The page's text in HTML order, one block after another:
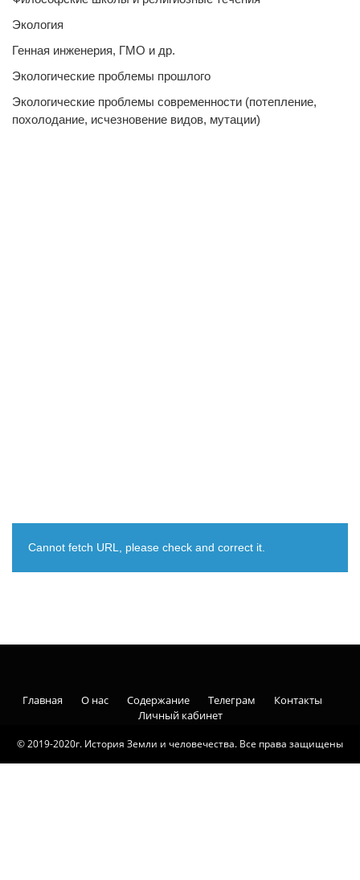
Экология
Генная инженерия, ГМО и др.
Экологические проблемы прошлого
Экологические проблемы современности (потепление,
похолодание, исчезновение видов, мутации)
Cannot fetch URL, please check and correct it.
© 2019-2020г. История Земли и человечества. Все права защищены
Главная О нас Содержание Телеграм
Контакты
Личный кабинет